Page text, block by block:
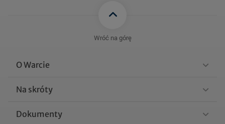
Wróć na górę
O Warcie
Na skróty
Dokumenty